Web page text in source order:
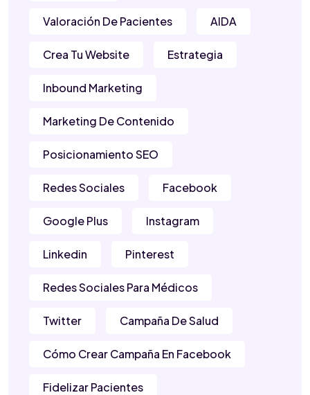
Valoración De Pacientes AIDA
Crea Tu Website Estrategia
Inbound Marketing
Marketing De Contenido
Posicionamiento SEO
Redes Sociales Facebook
Google Plus Instagram
Linkedin Pinterest
Redes Sociales Para Médicos
Twitter Campaña De Salud
Cómo Crear Campaña En Facebook
Fidelizar Pacientes